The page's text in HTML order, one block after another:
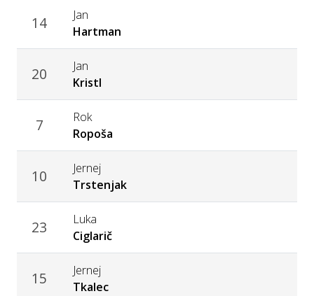
14
Jan
Hartman
20
Jan
Kristl
7
Rok
Ropoša
10
Jernej
Trstenjak
23
Luka
Ciglarič
15
Jernej
Tkalec